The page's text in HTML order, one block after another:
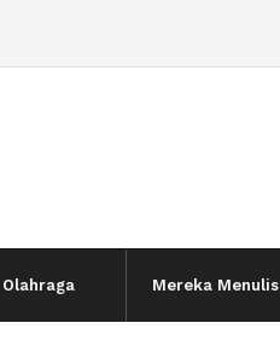
Olahraga Mereka Menulis